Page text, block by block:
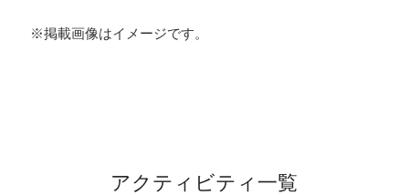
※掲載画像はイメージです。
アクティビティ一覧